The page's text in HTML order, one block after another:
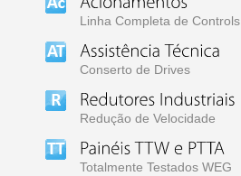
Linha Completa de Controls
Conserto de Drives
Redução de Velocidade
Totalmente Testados WEG